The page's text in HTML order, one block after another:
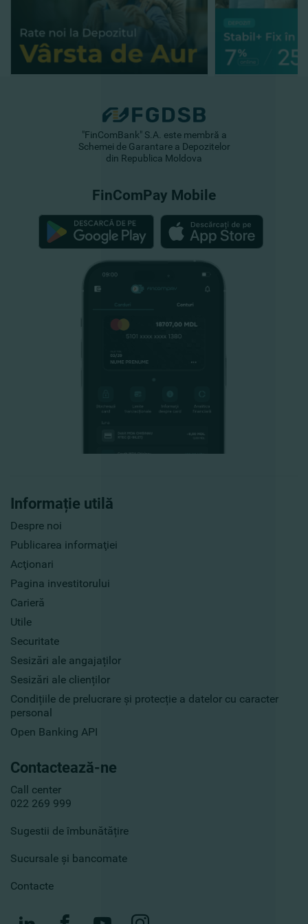
Informație utilă
Despre noi
Publicarea informaţiei
Acţionari
Pagina investitorului
Carieră
Utile
Securitate
Sesizări ale angajaților
Sesizări ale clienților
Condițiile de prelucrare și protecție a datelor cu caracter
personal
Open Banking API
Contactează-ne
Call center
022 269 999
Sugestii de îmbunătățire
Sucursale și bancomate
Contacte
"FinComBank" S.A. este membră a
Schemei de Garantare a Depozitelor
din Republica Moldova
FinComPay Mobile